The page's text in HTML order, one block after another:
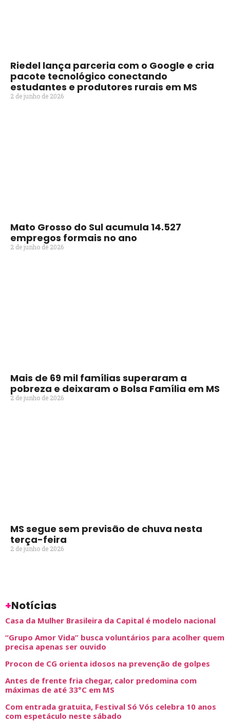
Riedel lança parceria com o Google e cria
pacote tecnológico conectando
estudantes e produtores rurais em MS
2 de junho de 2026
Mato Grosso do Sul acumula 14.527
empregos formais no ano
2 de junho de 2026
Mais de 69 mil famílias superaram a
pobreza e deixaram o Bolsa Família em MS
2 de junho de 2026
MS segue sem previsão de chuva nesta
terça-feira
2 de junho de 2026
+Notícias
Casa da Mulher Brasileira da Capital é modelo nacional
“Grupo Amor Vida” busca voluntários para acolher quem
precisa apenas ser ouvido
Procon de CG orienta idosos na prevenção de golpes
Antes de frente fria chegar, calor predomina com
máximas de até 33°C em MS
Com entrada gratuita, Festival Só Vós celebra 10 anos
com espetáculo neste sábado